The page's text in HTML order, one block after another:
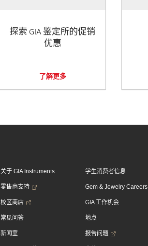
探索 GIA 鉴定所的促销
优惠
了解更多
关于 GIA Instruments
零售商支持
校区商店
常见问答
新闻室
学生消费者信息
Gem & Jewelry Careers
GIA 工作机会
地点
报告问题